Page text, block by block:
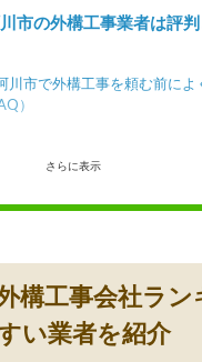
市の外構工事業者は評
川市で外構工事を頼む前によ
）
さらに表示
構工事会社ラ
い業者を紹介